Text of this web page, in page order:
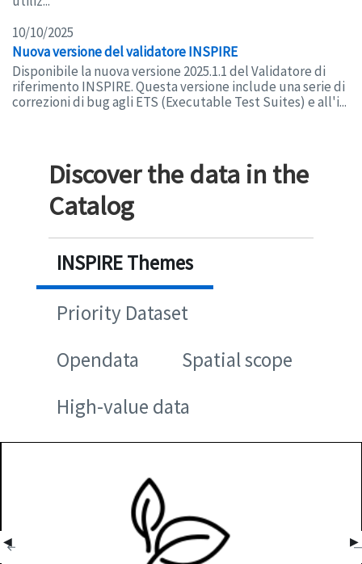
10/10/2025
Nuova versione del validatore INSPIRE
Disponibile la nuova versione 2025.1.1 del Validatore di
riferimento INSPIRE. Questa versione include una serie di
correzioni di bug agli ETS (Executable Test Suites) e all'i...
Discover the data in the
Catalog
INSPIRE Themes
Priority Dataset
Opendata
Spatial scope
High-value data
◀ ▶